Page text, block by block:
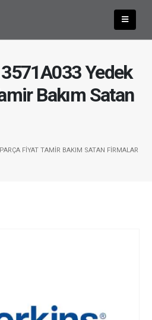
Yedek
Bakım Satan
FIYAT TAMIR BAKIM SATAN FIRMALAR